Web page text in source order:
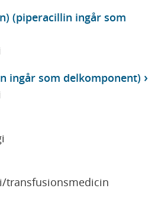
(piperacillin ingår som
ingår som delkomponent)
transfusionsmedicin